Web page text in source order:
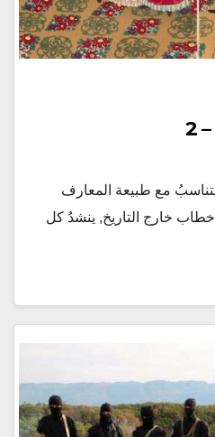
2
يتناسبُ مع طبيعة المعارف
خارج التاريخ, ينشدُ كل